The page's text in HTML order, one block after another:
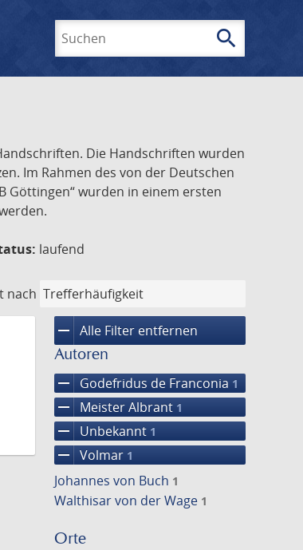
search
Die Handschriften wurden
Im Rahmen des von der Deutschen
Göttingen“ wurden in einem ersten
laufend
nach
remove Alle Filter entfernen
Autoren
remove Godefridus de Franconia 1
remove Meister Albrant 1
remove Unbekannt 1
remove Volmar 1
Johannes von Buch 1
Walthisar von der Wage 1
Orte